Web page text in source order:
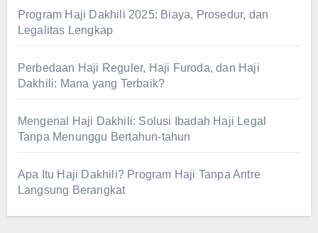
Program Haji Dakhili 2025: Biaya, Prosedur, dan
Legalitas Lengkap
Perbedaan Haji Reguler, Haji Furoda, dan Haji
Dakhili: Mana yang Terbaik?
Mengenal Haji Dakhili: Solusi Ibadah Haji Legal
Tanpa Menunggu Bertahun-tahun
Apa Itu Haji Dakhili? Program Haji Tanpa Antre
Langsung Berangkat